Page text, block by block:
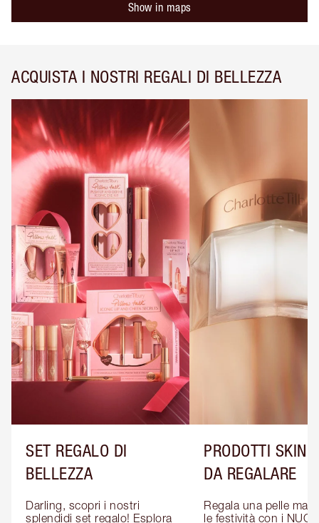
Show in maps
ACQUISTA I NOSTRI REGALI DI BELLEZZA
SET REGALO DI
BELLEZZA
Darling, scopri i nostri
splendidi set regalo! Esplora
PRODOTTI
DA REGALARE
Regala una pelle
le festività con i